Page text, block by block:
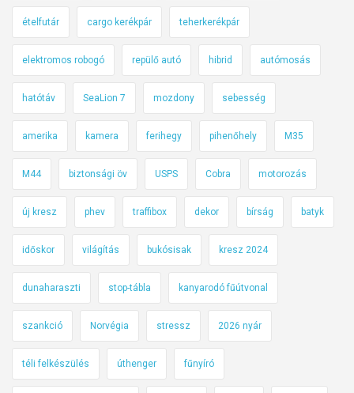
ételfutár cargo kerékpár teherkerékpár
elektromos robogó repülő autó hibrid autómosás
hatótáv SeaLion 7 mozdony sebesség
amerika kamera ferihegy pihenőhely M35
M44 biztonsági öv USPS Cobra motorozás
új kresz phev traffibox dekor bírság batyk
időskor világítás bukósisak kresz 2024
dunaharaszti stop-tábla kanyarodó fűútvonal
szankció Norvégia stressz 2026 nyár
téli felkészülés úthenger fűnyíró